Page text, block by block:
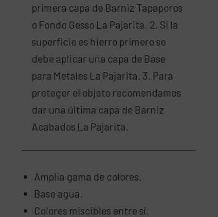
primera capa de Barniz Tapaporos
o Fondo Gesso La Pajarita. 2. Si la
superficie es hierro primero se
debe aplicar una capa de Base
para Metales La Pajarita. 3. Para
proteger el objeto recomendamos
dar una última capa de Barniz
Acabados La Pajarita.
Amplia gama de colores.
Base agua.
Colores miscibles entre sí.